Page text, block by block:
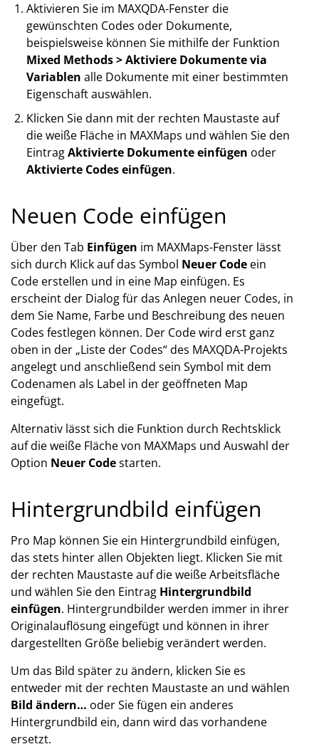
Aktivieren Sie im MAXQDA-Fenster die
gewünschten Codes oder Dokumente,
beispielsweise können Sie mithilfe der Funktion
Mixed Methods > Aktiviere Dokumente via
Variablen alle Dokumente mit einer bestimmten
Eigenschaft auswählen.
Klicken Sie dann mit der rechten Maustaste auf
die weiße Fläche in MAXMaps und wählen Sie den
EintragAktivierte Dokumente einfügen oder
Aktivierte Codes einfügen.
Neuen Code einfügen
Über den Tab Einfügen im MAXMaps-Fenster lässt
sich durch Klick auf das Symbol Neuer Code ein
Code erstellen und in eine Map einfügen. Es
erscheint der Dialog für das Anlegen neuer Codes, in
dem Sie Name, Farbe und Beschreibung des neuen
Codes festlegen können. Der Code wird erst ganz
oben in der „Liste der Codes“ des MAXQDA-Projekts
angelegt und anschließend sein Symbol mit dem
Codenamen als Label in der geöffneten Map
eingefügt.
Alternativ lässt sich die Funktion durch Rechtsklick
auf die weiße Fläche von MAXMaps und Auswahl der
Option Neuer Codestarten.
Hintergrundbild einfügen
Pro Map können Sie ein Hintergrundbild einfügen,
das stets hinter allen Objekten liegt. Klicken Sie mit
der rechten Maustaste auf die weiße Arbeitsfläche
und wählen Sie den Eintrag Hintergrundbild
einfügen. Hintergrundbilder werden immer in ihrer
Originalauflösung eingefügt und können in ihrer
dargestellten Größe beliebig verändert werden.
Um das Bild später zu ändern, klicken Sie es
entweder mit der rechten Maustaste an und wählen
Bild ändern… oder Sie fügen ein anderes
Hintergrundbild ein, dann wird das vorhandene
ersetzt.